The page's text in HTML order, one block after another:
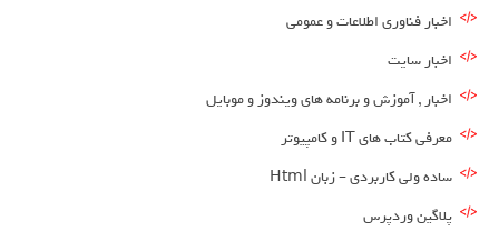
اخبار فناوری اطلاعات و عمومی
اخبار سایت
اخبار , آموزش و برنامه های ویندوز و موبایل
معرفی کتاب های IT و کامپیوتر
ساده ولی کاربردی – زبان Html
پلاگین وردپرس